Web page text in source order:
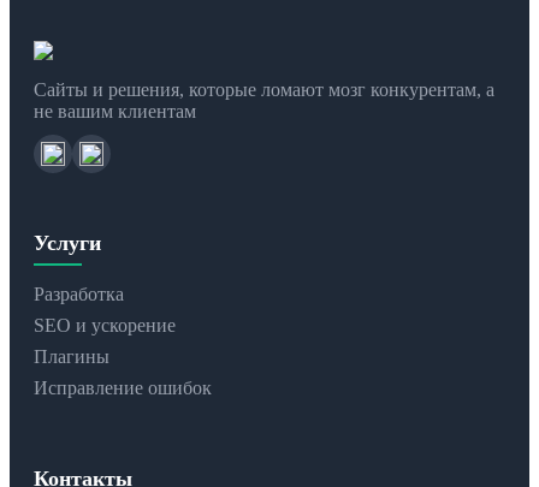
Сайты и решения, которые ломают мозг конкурентам, а
не вашим клиентам
Услуги
Разработка
SEO и ускорение
Плагины
Исправление ошибок
Контакты